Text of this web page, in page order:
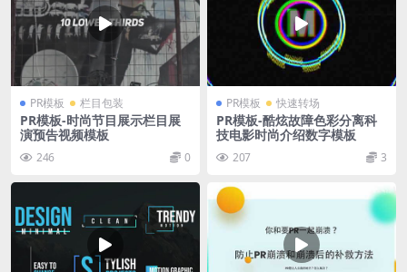
PR模板 栏目包装
PR模板-时尚节目展示栏目展
演预告视频模板
246 0
PR模板 快速转场
PR模板-酷炫故障色彩分离科
技电影时尚介绍数字模板
207 3